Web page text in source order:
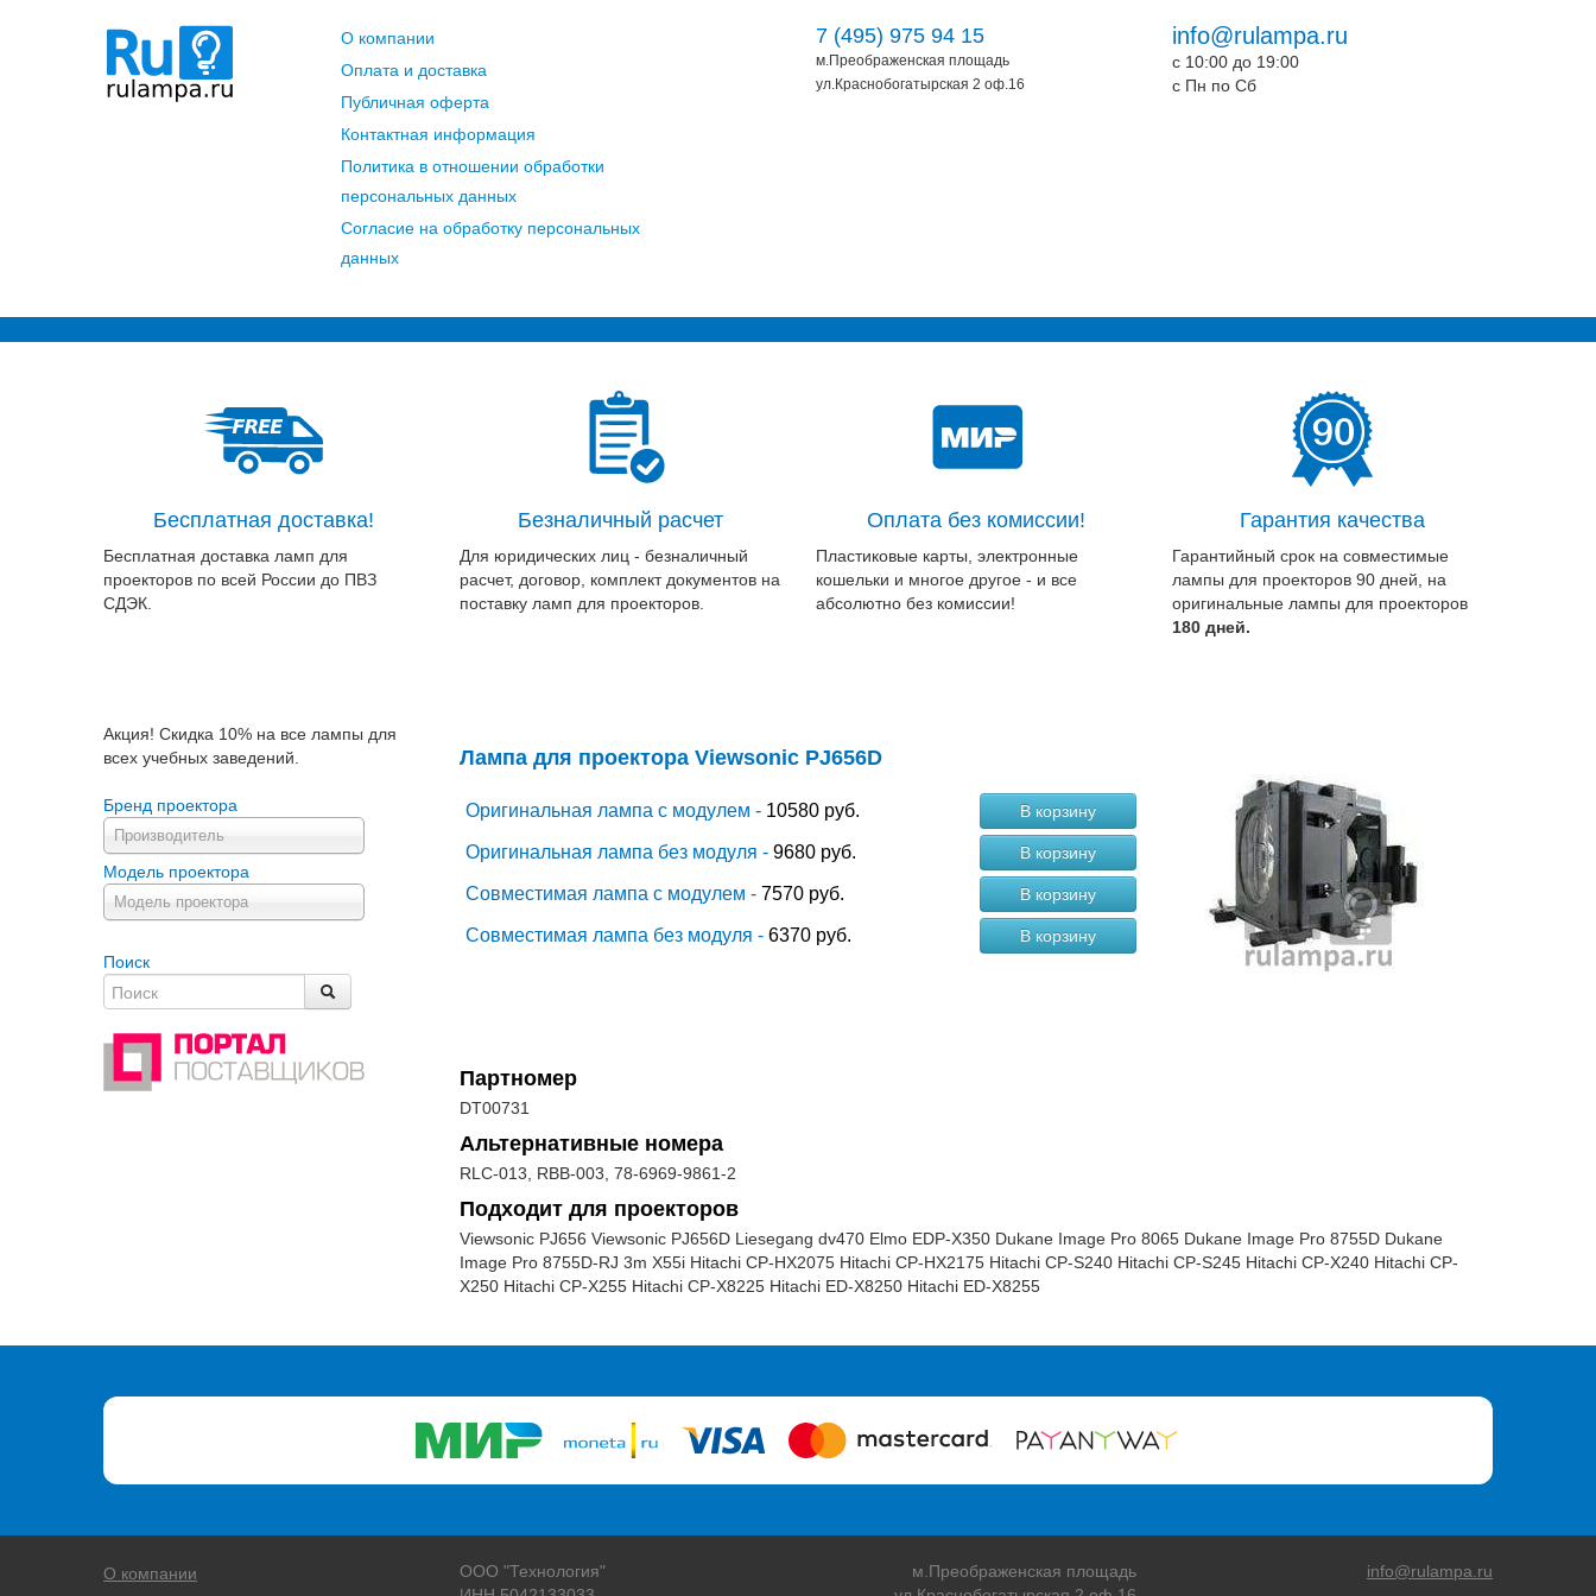
О компании
Оплата и доставка
Публичная оферта
Контактная информация
Политика в отношении обработки
персональных данных
Согласие на обработку персональных
данных
7 (495) 975 94 15
м.Преображенская площадь
ул.Краснобогатырская 2 оф.16
info@rulampa.ru
c 10:00 до 19:00
c Пн по Сб
Бесплатная доставка!
Бесплатная доставка ламп для
проекторов по всей России до ПВЗ
СДЭК.
Безналичный расчет
Для юридических лиц - безналичный
расчет, договор, комплект документов на
поставку ламп для проекторов.
Оплата без комиссии!
Пластиковые карты, электронные
кошельки и многое другое - и все
абсолютно без комиссии!
Гарантия качества
Гарантийный срок на совместимые
лампы для проекторов 90 дней, на
оригинальные лампы для проекторов
180 дней.
Акция! Скидка 10% на все лампы для
всех учебных заведений.
Бренд проектора
Производитель
Модель проектора
Модель проектора
Поиск
Лампа для проектора Viewsonic PJ656D
Оригинальная лампа с модулем - 10580 руб. В корзину
Оригинальная лампа без модуля - 9680 руб. В корзину
Совместимая лампа с модулем - 7570 руб. В корзину
Совместимая лампа без модуля - 6370 руб. В корзину
Партномер
DT00731
Альтернативные номера
RLC-013, RBB-003, 78-6969-9861-2
Подходит для проекторов
Viewsonic PJ656 Viewsonic PJ656D Liesegang dv470 Elmo EDP-X350 Dukane Image Pro 8065 Dukane Image Pro 8755D Dukane
Image Pro 8755D-RJ 3m X55i Hitachi CP-HX2075 Hitachi CP-HX2175 Hitachi CP-S240 Hitachi CP-S245 Hitachi CP-X240 Hitachi CP-
X250 Hitachi CP-X255 Hitachi CP-X8225 Hitachi ED-X8250 Hitachi ED-X8255
О компании
ООО "Технология"
м.Преображенская площадь
info@rulampa.ru